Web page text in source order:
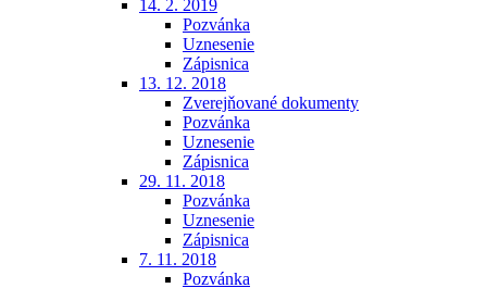
14. 2. 2019
Pozvánka
Uznesenie
Zápisnica
13. 12. 2018
Zverejňované dokumenty
Pozvánka
Uznesenie
Zápisnica
29. 11. 2018
Pozvánka
Uznesenie
Zápisnica
7. 11. 2018
Pozvánka